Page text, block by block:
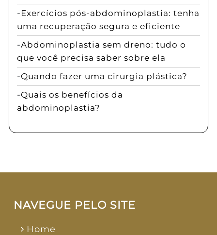
Exercícios pós-abdominoplastia: tenha
uma recuperação segura e eficiente
Abdominoplastia sem dreno: tudo o
que você precisa saber sobre ela
Quando fazer uma cirurgia plástica?
Quais os benefícios da
abdominoplastia?
NAVEGUE PELO SITE
Home